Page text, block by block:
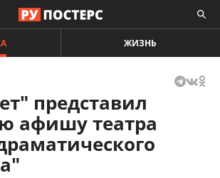
ЖИЗНЬ
представил
афишу театра